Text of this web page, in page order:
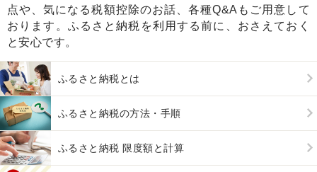
点や、気になる税額控除のお話、各種Q&Aもご用意して
おります。ふるさと納税を利用する前に、おさえておく
と安心です。
ふるさと納税とは
ふるさと納税の方法・手順
ふるさと納税 限度額と計算